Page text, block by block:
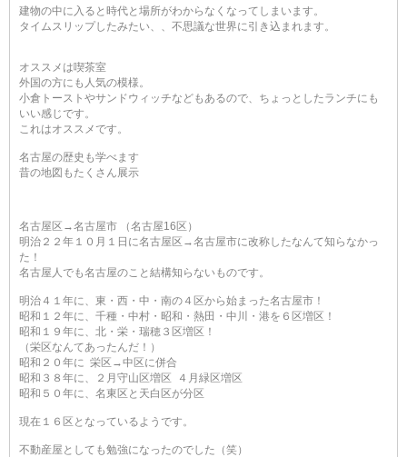
建物の中に入ると時代と場所がわからなくなってしまいます。
タイムスリップしたみたい、、不思議な世界に引き込まれます。
オススメは喫茶室
外国の方にも人気の模様。
小倉トーストやサンドウィッチなどもあるので、ちょっとしたランチにも
いい感じです。
これはオススメです。
名古屋の歴史も学べます
昔の地図もたくさん展示
名古屋区→名古屋市 （名古屋16区）
明治２２年１０月１日に名古屋区→名古屋市に改称したなんて知らなかっ
た！
名古屋人でも名古屋のこと結構知らないものです。
明治４１年に、東・西・中・南の４区から始まった名古屋市！
昭和１２年に、千種・中村・昭和・熱田・中川・港を６区増区！
昭和１９年に、北・栄・瑞穂３区増区！
（栄区なんてあったんだ！）
昭和２０年に 栄区→中区に併合
昭和３８年に、２月守山区増区 ４月緑区増区
昭和５０年に、名東区と天白区が分区
現在１６区となっているようです。
不動産屋としても勉強になったのでした（笑）